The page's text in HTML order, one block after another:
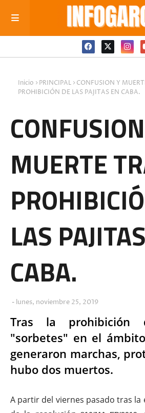
Inicio PRINCIPAL
CONFUSION Y
PROHIBICIÓN DE LAS PAJITAS EN CABA.
MUERTE
LAS
CABA.
lunes, noviembre 25, 2019
Tras la
"sorbetes" en el
generaron marchas,
hubo dos muertos.
A partir del viernes pasado tras la